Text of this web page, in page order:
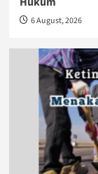
6 August, 2026